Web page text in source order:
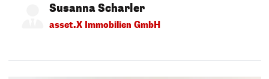
Susanna Scharler
asset.X Immobilien GmbH